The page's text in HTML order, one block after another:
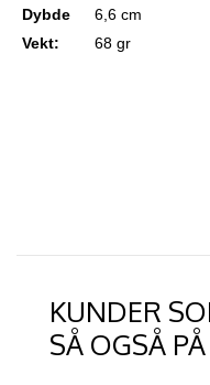
Dybde
6,6 cm
Vekt:
68 gr
KUNDER
SÅ OGSÅ PÅ